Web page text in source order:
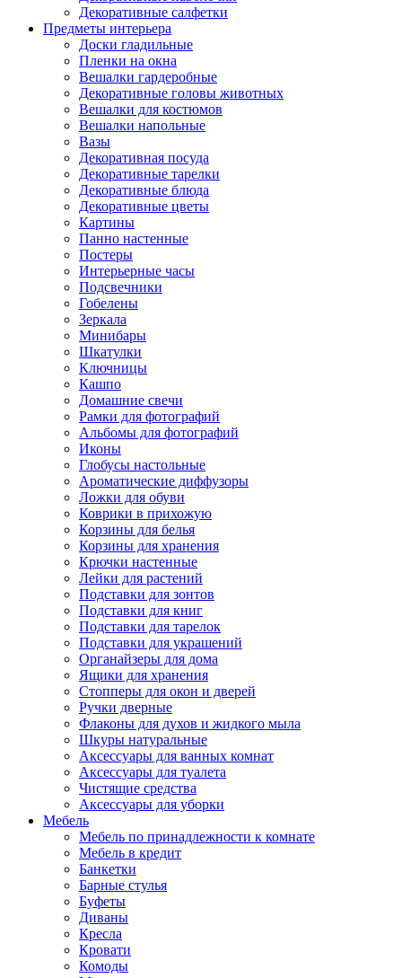
Декоративные салфетки
Предметы интерьера
Доски гладильные
Пленки на окна
Вешалки гардеробные
Декоративные головы животных
Вешалки для костюмов
Вешалки напольные
Вазы
Декоративная посуда
Декоративные тарелки
Декоративные блюда
Декоративные цветы
Картины
Панно настенные
Постеры
Интерьерные часы
Подсвечники
Гобелены
Зеркала
Минибары
Шкатулки
Ключницы
Кашпо
Домашние свечи
Рамки для фотографий
Альбомы для фотографий
Иконы
Глобусы настольные
Ароматические диффузоры
Ложки для обуви
Коврики в прихожую
Корзины для белья
Корзины для хранения
Крючки настенные
Лейки для растений
Подставки для зонтов
Подставки для книг
Подставки для тарелок
Подставки для украшений
Органайзеры для дома
Ящики для хранения
Стопперы для окон и дверей
Ручки дверные
Флаконы для духов и жидкого мыла
Шкуры натуральные
Аксессуары для ванных комнат
Аксессуары для туалета
Чистящие средства
Аксессуары для уборки
Мебель
Мебель по принадлежности к комнате
Мебель в кредит
Банкетки
Барные стулья
Буфеты
Диваны
Кресла
Кровати
Комоды